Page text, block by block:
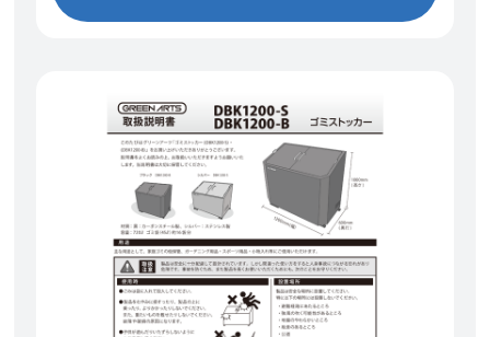
ダウンロード